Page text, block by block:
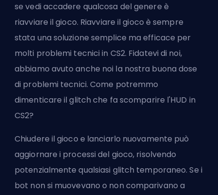
se vedi accadere qualcosa del genere è
riavviare il gioco. Riavviare il gioco è sempre
stata una soluzione semplice ma efficace per
molti problemi tecnici in CS2. Fidatevi di noi,
abbiamo avuto anche noi la nostra buona dose
di problemi tecnici. Come potremmo
dimenticare il glitch che fa scomparire l'HUD in
CS2?
Chiudere il gioco e lanciarlo nuovamente può
aggiornare i processi del gioco, risolvendo
potenzialmente qualsiasi glitch temporaneo. Se i
bot non si muovevano o non comparivano a